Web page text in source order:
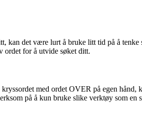
kan det være lurt å bruke litt tid på å
ordet for å utvide søket ditt.
med ordet OVER på egen
på å kun bruke slike verktøy som en